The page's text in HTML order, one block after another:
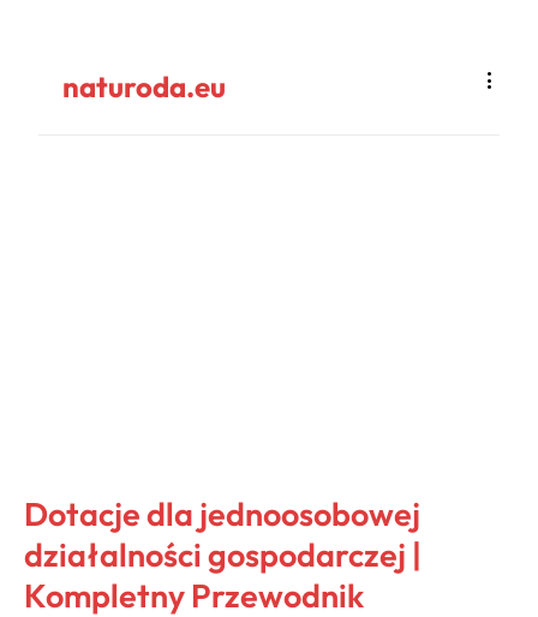
naturoda.eu
Dotacje dla jednoosobowej
działalności gospodarczej |
Kompletny Przewodnik